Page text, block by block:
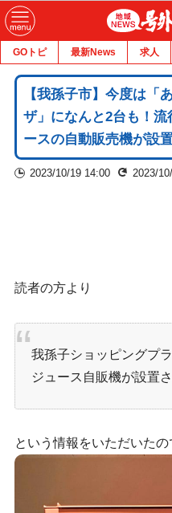
GOトピ 最新News 求人
【我孫子市】今度は「
ザ」になんと2台も！
ースの自動販売機が設
2023/10/19 14:00 2023/
読者の方より
我孫子ショッピングプ
ジュース自販機が設置
という情報をいただいたの